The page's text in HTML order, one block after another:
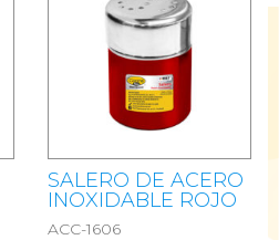
SALERO DE ACERO
INOXIDABLE ROJO
ACC-1606